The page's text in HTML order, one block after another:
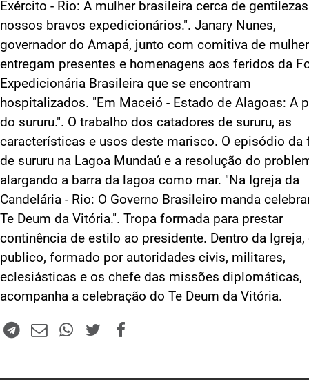
Exército - Rio: A mulher brasileira cerca de
nossos bravos expedicionários.". Janary Nunes,
governador do Amapá, junto com comitiva de
entregam presentes e homenagens aos feridos da
Expedicionária Brasileira que se encontram
hospitalizados. "Em Maceió - Estado de Alagoas: A
do sururu.". O trabalho dos catadores de sururu, as
características e usos deste marisco. O episódio da
de sururu na Lagoa Mundaú e a resolução do
alargando a barra da lagoa como mar. "Na Igreja da
Candelária - Rio: O Governo Brasileiro manda
Te Deum da Vitória.". Tropa formada para prestar
continência de estilo ao presidente. Dentro da Igreja,
publico, formado por autoridades civis, militares,
eclesiásticas e os chefe das missões diplomáticas,
acompanha a celebração do Te Deum da Vitória.